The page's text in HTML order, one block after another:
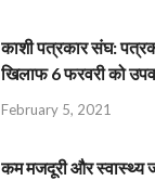
काशी पत्रकार संघ:
खिलाफ 6 फरवरी को
February 5, 2021
कम मजदूरी और स्वास्थ्य